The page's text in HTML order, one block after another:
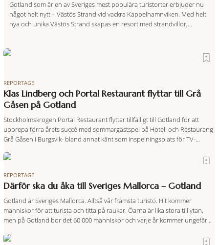
Gotland som är en av Sveriges mest populära turistorter erbjuder nu
något helt nytt – Västös Strand vid vackra Kappelhamnviken. Med helt
nya och unika Västös Strand skapas en resort med strandvillor,
First Hotels levererar infrastrukturen, så ägaren kan fokusera på
REPORTAGE
Klas Lindberg och Portal Restaurant flyttar till Grå
Gåsen på Gotland
Stockholmskrogen Portal Restaurant flyttar tillfälligt till Gotland för att
upprepa förra årets succé med sommargästspel på Hotell och Restaurang
Grå Gåsen i Burgsvik- bland annat känt som inspelningsplats för TV-
Klas Lindberg med Gåsens ägare Björn Westerholm och Cecilia
REPORTAGE
Därför ska du åka till Sveriges Mallorca – Gotland
Gotland är Sveriges Mallorca. Alltså vår främsta turistö. Hit kommer
människor för att turista och titta på raukar. Öarna är lika stora till ytan,
men på Gotland bor det 60 000 människor och varje år kommer ungefär
och varje år kommer 20